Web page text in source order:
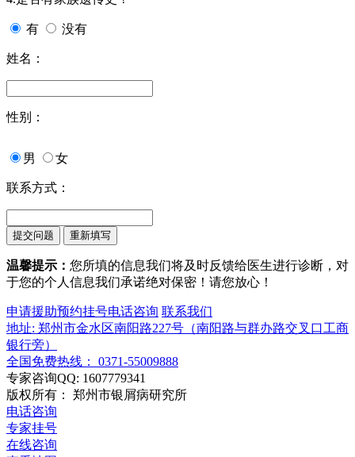
有 没有
姓名：
性别：
男 女
联系方式：
温馨提示： 您所填的信息我们将及时反馈给医生进行诊断，对
于您的个人信息我们承诺绝对保密！请您放心！
申请援助预约挂号电话咨询 联系我们
地址: 郑州市金水区南阳路227号（南阳路与群办路交叉口工商
银行旁）
全国免费热线： 0371-55009888
专家咨询QQ: 1607779341
版权所有： 郑州市银屑病研究所
电话咨询
专家挂号
在线咨询